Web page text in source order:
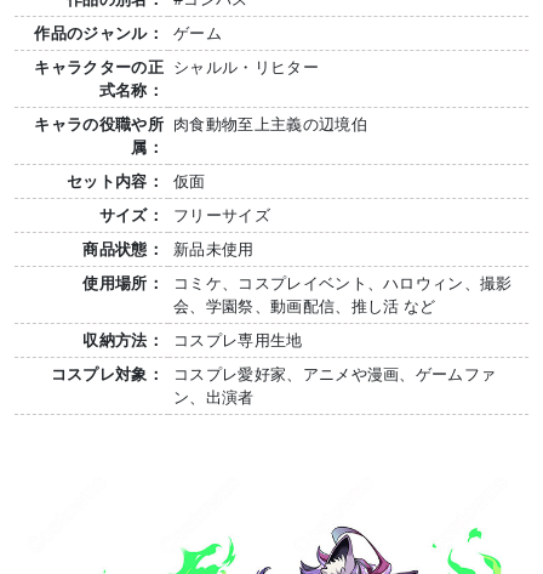
作品のジャンル：
ゲーム
キャラクターの正
式名称：
シャルル・リヒター
キャラの役職や所
属：
肉食動物至上主義の辺境伯
セット内容：
仮面
サイズ：
フリーサイズ
商品状態：
新品未使用
使用場所：
コミケ、コスプレイベント、ハロウィン、撮影
会、学園祭、動画配信、推し活 など
収納方法：
コスプレ専用生地
コスプレ対象：
コスプレ愛好家、アニメや漫画、ゲームファ
ン、出演者